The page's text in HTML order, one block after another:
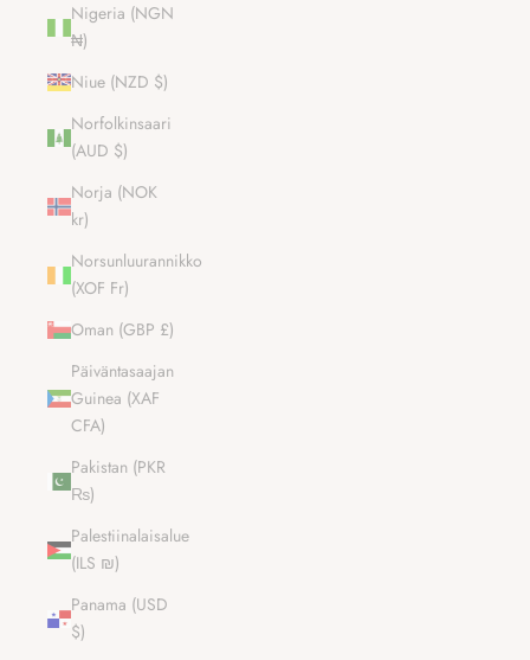
Nigeria (NGN
₦)
Niue (NZD $)
Norfolkinsaari
(AUD $)
Norja (NOK
kr)
Norsunluurannikko
(XOF Fr)
Oman (GBP £)
Päiväntasaajan
Guinea (XAF
CFA)
Pakistan (PKR
₨)
Palestiinalaisalue
(ILS ₪)
Panama (USD
$)